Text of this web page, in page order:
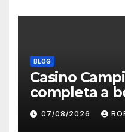
BLOG
Casino
completa a
app mobile
07/08/2026